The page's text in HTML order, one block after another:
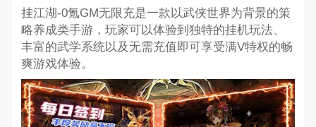
挂江湖-0氪GM无限充是一款以武侠世界为背景的策
略养成类手游，玩家可以体验到独特的挂机玩法、
丰富的武学系统以及无需充值即可享受满V特权的畅
爽游戏体验。